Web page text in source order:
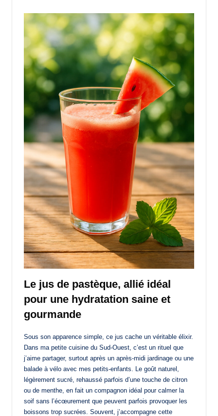
Le jus de pastèque, allié idéal
pour une hydratation saine et
gourmande
Sous son apparence simple, ce jus cache un véritable élixir.
Dans ma petite cuisine du Sud-Ouest, c’est un rituel que
j’aime partager, surtout après un après-midi jardinage ou une
balade à vélo avec mes petits-enfants. Le goût naturel,
légèrement sucré, rehaussé parfois d’une touche de citron
ou de menthe, en fait un compagnon idéal pour calmer la
soif sans l’écœurement que peuvent parfois provoquer les
boissons trop sucrées. Souvent, j’accompagne cette